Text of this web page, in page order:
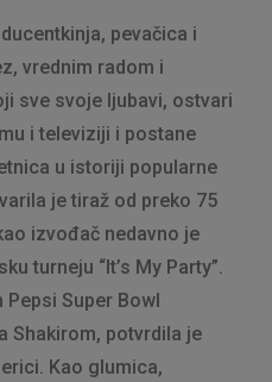
pevačica i
vrednim radom i
sve svoje ljubavi, ostvari
i televiziji i postane
u istoriji popularne
je tiraž od preko 75
izvođač nedavno je
turneju “It’s My Party”.
Super Bowl
Shakirom, potvrdila je
Kao glumica,